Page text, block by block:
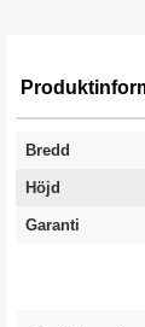
Bredd
Höjd
Garanti